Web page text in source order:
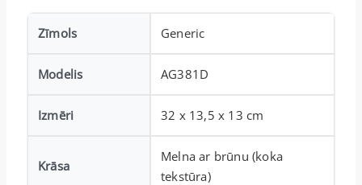
Zīmols Generic
Modelis AG381D
Izmēri 32 x 13,5 x 13 cm
Krāsa
Melna ar brūnu (koka
tekstūra)